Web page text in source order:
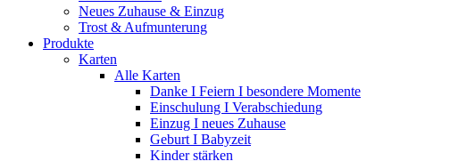
Neues Zuhause & Einzug
Trost & Aufmunterung
Produkte
Karten
Alle Karten
Danke I Feiern I besondere Momente
Einschulung I Verabschiedung
Einzug I neues Zuhause
Geburt I Babyzeit
Kinder stärken